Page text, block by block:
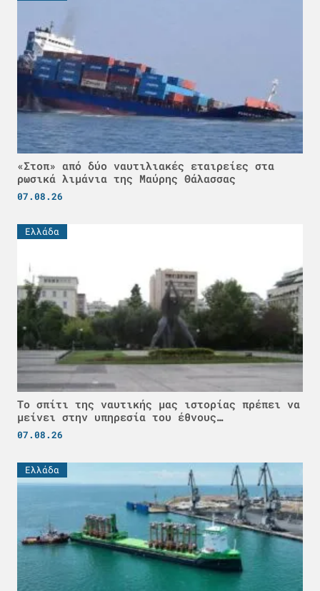
«Στοπ» από δύο ναυτιλιακές εταιρείες στα
ρωσικά λιμάνια της Μαύρης Θάλασσας
07.08.26
Ελλάδα
Το σπίτι της ναυτικής μας ιστορίας πρέπει να
μείνει στην υπηρεσία του έθνους…
07.08.26
Ελλάδα